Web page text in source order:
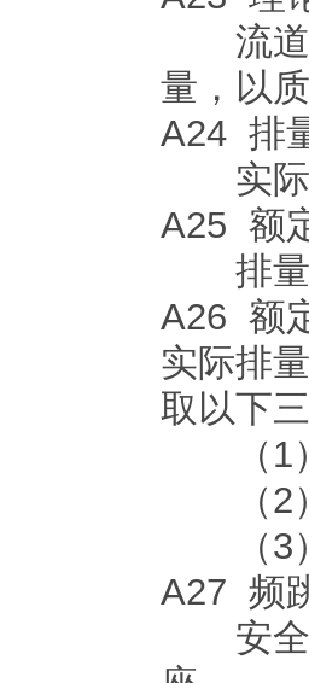
流道
量，以
A24 排
实际
A25 额
排量
A26 额
实际排
取以下
（1）
（2）
（3）
A27 频
安全